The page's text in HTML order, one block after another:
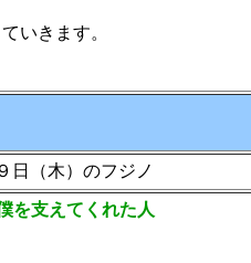
いきます。
日（木）のフジノ
を支えてくれた人